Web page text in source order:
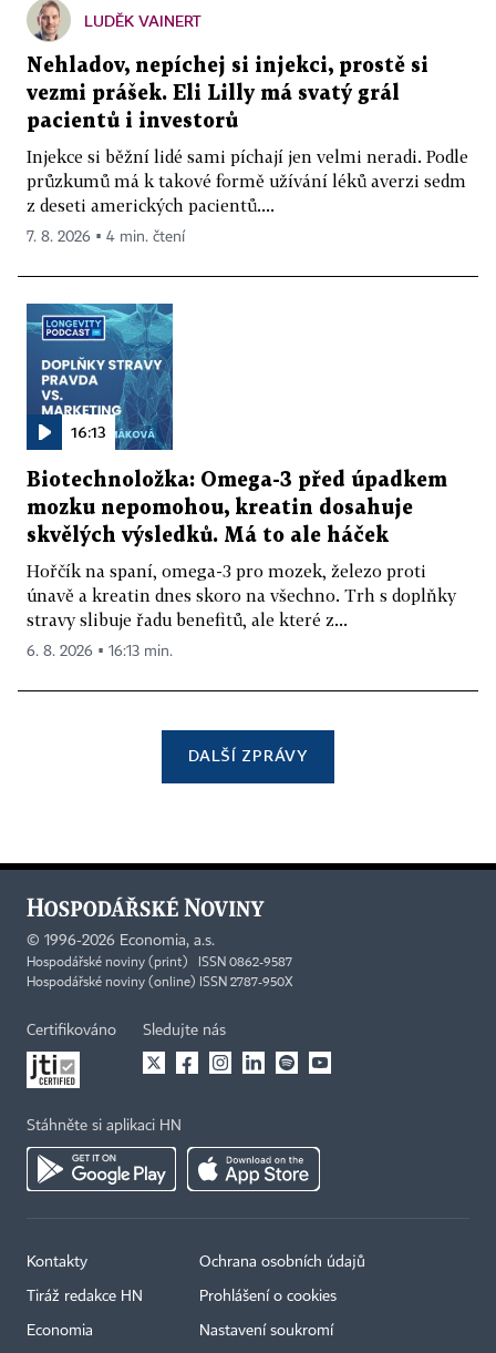
LUDĚK VAINERT
Nehladov, nepíchej si injekci, prostě si
vezmi prášek. Eli Lilly má svatý grál
pacientů i investorů
Injekce si běžní lidé sami píchají jen velmi neradi. Podle
průzkumů má k takové formě užívání léků averzi sedm
z deseti amerických pacientů....
7. 8. 2026 ▪ 4 min. čtení
16:13
Biotechnoložka: Omega-3 před úpadkem
mozku nepomohou, kreatin dosahuje
skvělých výsledků. Má to ale háček
Hořčík na spaní, omega-3 pro mozek, železo proti
únavě a kreatin dnes skoro na všechno. Trh s doplňky
stravy slibuje řadu benefitů, ale které z...
6. 8. 2026 ▪ 16:13 min.
DALŠÍ ZPRÁVY
© 1996-2026 Economia, a.s.
Hospodářské noviny (print) ISSN 0862-9587
Hospodářské noviny (online) ISSN 2787-950X
Certifikováno Sledujte nás
Stáhněte si aplikaci HN
Kontakty
Tiráž redakce HN
Economia
Ochrana osobních údajů
Prohlášení o cookies
Nastavení soukromí